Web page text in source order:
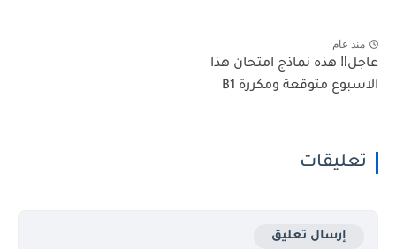
منذ عام
عاجل‼️ هذه نماذج امتحان هذا
الاسبوع متوقعة ومكررة B1
تعليقات
إرسال تعليق